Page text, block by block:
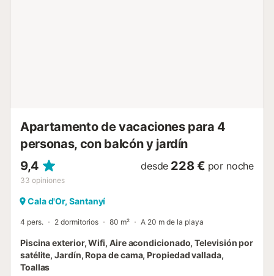
Apartamento de vacaciones para 4
personas, con balcón y jardín
9,4
33 opiniones
desde 228 € por noche
Cala d'Or, Santanyí
4 pers. 2 dormitorios 80 m² A 20 m de la playa
Piscina exterior, Wifi, Aire acondicionado, Televisión por
satélite, Jardín, Ropa de cama, Propiedad vallada,
Toallas